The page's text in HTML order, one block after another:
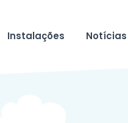
Instalações Notícias